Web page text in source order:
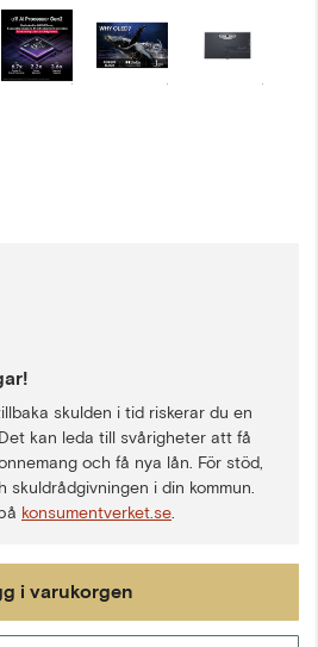
skulden i tid riskerar du en
kan leda till svårigheter att få
och få nya lån. För stöd,
i din kommun.
konsumentverket.se
i varukorgen